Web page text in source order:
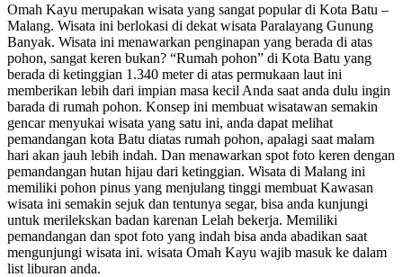
Omah Kayu merupakan wisata yang sangat popular di Kota Batu –
Malang. Wisata ini berlokasi di dekat wisata Paralayang Gunung
Banyak. Wisata ini menawarkan penginapan yang berada di atas
pohon, sangat keren bukan? “Rumah pohon” di Kota Batu yang
berada di ketinggian 1.340 meter di atas permukaan laut ini
memberikan lebih dari impian masa kecil Anda saat anda dulu ingin
barada di rumah pohon. Konsep ini membuat wisatawan semakin
gencar menyukai wisata yang satu ini, anda dapat melihat
pemandangan kota Batu diatas rumah pohon, apalagi saat malam
hari akan jauh lebih indah. Dan menawarkan spot foto keren dengan
pemandangan hutan hijau dari ketinggian. Wisata di Malang ini
memiliki pohon pinus yang menjulang tinggi membuat Kawasan
wisata ini semakin sejuk dan tentunya segar, bisa anda kunjungi
untuk merilekskan badan karenan Lelah bekerja. Memiliki
pemandangan dan spot foto yang indah bisa anda abadikan saat
mengunjungi wisata ini. wisata Omah Kayu wajib masuk ke dalam
list liburan anda.